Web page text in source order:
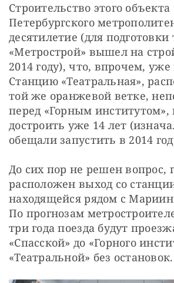
Строительство этого объекта
Петербургского
десятилетие (для
«Метрострой» вышел на
2014 году), что, впрочем, уже
Станцию «Театральная»,
той же оранжевой ветке,
перед «Горным институтом»,
достроить уже 14 лет
обещали запустить в 2014
До сих пор не решен вопрос,
расположен выход со
находящейся рядом с
По прогнозам
три года поезда будут
«Спасской» до «Горного
«Театральной» без остановок.